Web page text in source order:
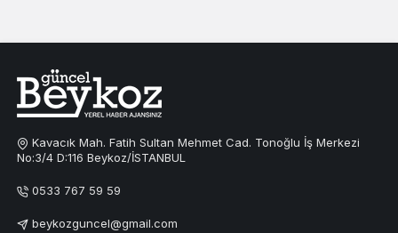
Kavacık Mah. Fatih Sultan Mehmet Cad. Tonoğlu İş Merkezi
No:3/4 D:116 Beykoz/İSTANBUL
0533 767 59 59
beykozguncel@gmail.com